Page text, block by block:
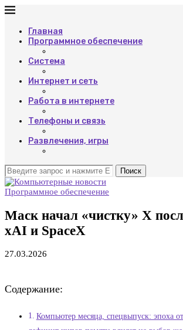
Главная
Программное обеспечение
Система
Интернет и сеть
Работа в интернете
Телефоны и связь
Развлечения, игры
Поиск
Программное обеспечение
Маск начал «чистку» X
xAI и SpaceX
27.03.2026
Содержание:
Компьютер месяца, спецвыпуск: эпоха